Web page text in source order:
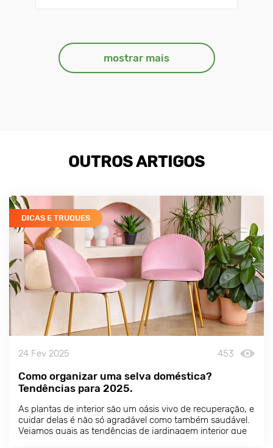
mostrar mais
OUTROS ARTIGOS
DICAS E TRUQUES
24 Fev 2025 453
Como organizar uma selva doméstica?
Tendências para 2025.
As plantas de interior são um oásis vivo de recuperação, e
cuidar delas é não só agradável como também saudável.
Vejamos quais as tendências de jardinagem interior que